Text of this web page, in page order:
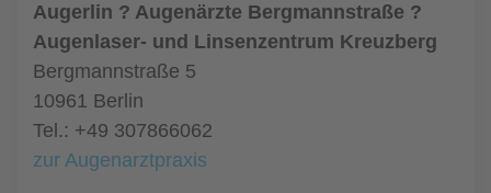
Augerlin ? Augenärzte Bergmannstraße ?
Augenlaser- und Linsenzentrum Kreuzberg
Bergmannstraße 5
10961 Berlin
Tel.: +49 307866062
zur Augenarztpraxis